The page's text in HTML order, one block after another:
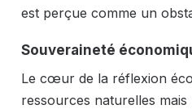
est perçue comme un
Souveraineté
Le cœur de la réflexion
ressources naturelles